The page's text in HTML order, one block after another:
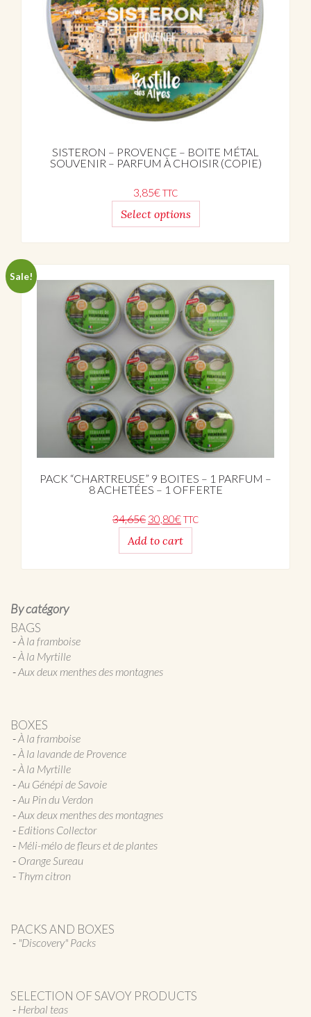
By catégory
BAGS
À la framboise
À la Myrtille
Aux deux menthes des montagnes
BOXES
À la framboise
À la lavande de Provence
À la Myrtille
Au Génépi de Savoie
Au Pin du Verdon
Aux deux menthes des montagnes
Editions Collector
Méli-mélo de fleurs et de plantes
Orange Sureau
Thym citron
PACKS AND BOXES
"Discovery" Packs
SELECTION OF SAVOY PRODUCTS
Herbal teas
SISTERON – PROVENCE – BOITE MÉTAL
SOUVENIR – PARFUM À CHOISIR (COPIE)
3,85€TTC
Select options
Sale!
PACK “CHARTREUSE” 9 BOITES – 1 PARFUM –
8 ACHETÉES – 1 OFFERTE
34,65€ Original price was: 34,65€.
30,80€Current price is: 30,80€.
TTC
Add to cart